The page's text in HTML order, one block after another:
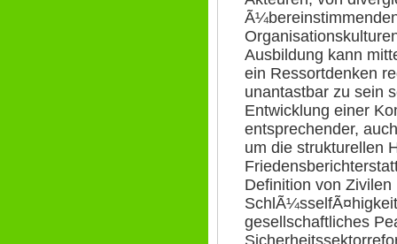
Ausbildung kann
ein Ressortdenken
unantastbar zu sein
Entwicklung einer
entsprechender,
um die strukturellen
Definition von
gesellschaftliches